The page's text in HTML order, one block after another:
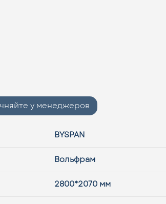
у менеджеров
BYSPAN
Вольфрам
2800*2070 мм